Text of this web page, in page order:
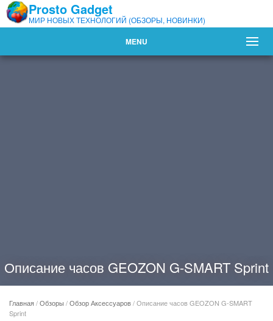
Prosto Gadget
МИР НОВЫХ ТЕХНОЛОГИЙ (ОБЗОРЫ, НОВИНКИ)
MENU
Описание часов GEOZON G-SMART Sprint
Главная/Обзоры /Обзор Аксессуаров/Описание часов GEOZON G-SMART
Sprint